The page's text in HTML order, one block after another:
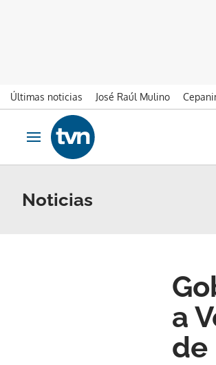
Últimas noticias José Raúl Mulino
Ir al contenido
Obrir navegació
Noticias
a
de